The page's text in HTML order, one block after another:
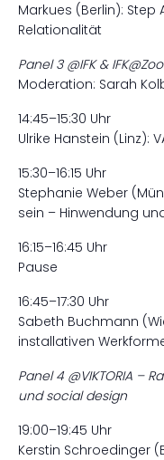
Markues (Berlin):
Relationalität
Panel 3 @IFK &
Moderation: Sarah
14:45–15:30 Uhr
Ulrike Hanstein (Linz):
15:30–16:15 Uhr
Stephanie Weber
sein – Hinwendung
16:15–16:45 Uhr
Pause
16:45–17:30 Uhr
Sabeth Buchmann
installativen
Panel 4 @VIKTORIA –
und social design
19:00–19:45 Uhr
Kerstin Schroedinger